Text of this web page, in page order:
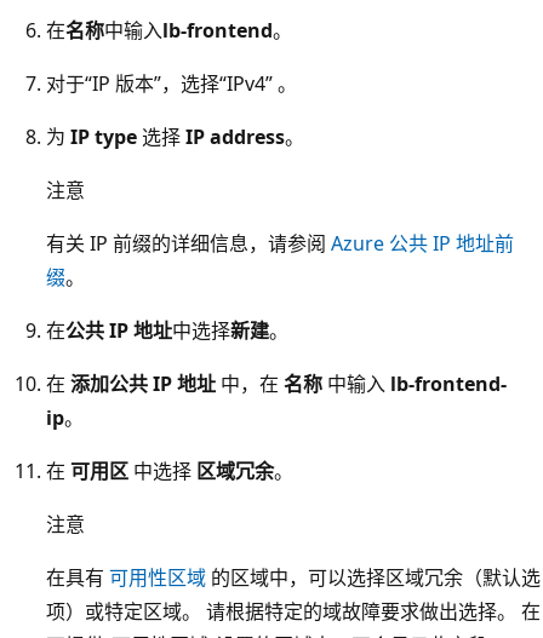
在名称中输入lb-frontend。
对于“IP 版本”，选择“IPv4” 。
为 IP type选择IP address。
注意
有关 IP 前缀的详细信息，请参阅 Azure 公共 IP 地址前
缀。
在公共 IP 地址中选择新建。
在 添加公共 IP 地址 中，在 名称 中输入 lb-frontend-
ip。
在 可用区 中选择 区域冗余。
注意
在具有 可用性区域 的区域中，可以选择区域冗余（默认选
项）或特定区域。 请根据特定的域故障要求做出选择。 在